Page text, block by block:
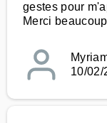
gestes pour
Merci beaucoup
10/02/